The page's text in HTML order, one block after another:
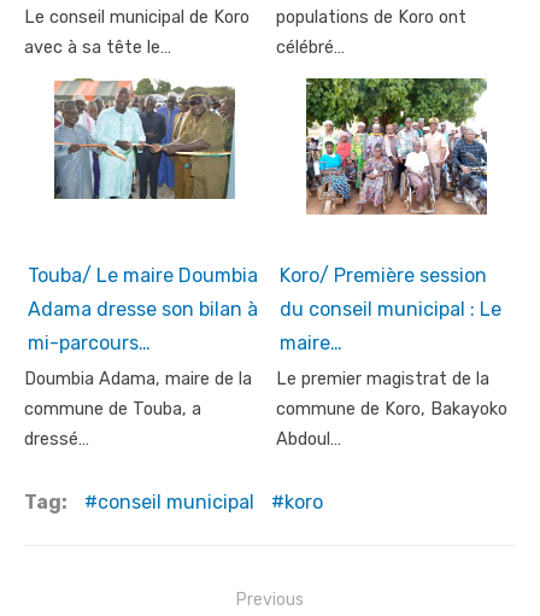
Le conseil municipal de Koro
avec à sa tête le…
populations de Koro ont
célébré…
Touba/ Le maire Doumbia
Adama dresse son bilan à
mi-parcours…
Doumbia Adama, maire de la
commune de Touba, a
dressé…
Koro/ Première session
du conseil municipal : Le
maire…
Le premier magistrat de la
commune de Koro, Bakayoko
Abdoul…
Tag: conseil municipal koro
Previous